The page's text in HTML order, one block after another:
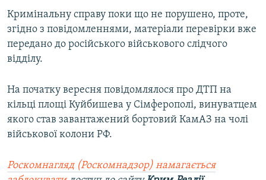
Кримінальну справу поки що не порушено, проте,
згідно з повідомленнями, матеріали перевірки вже
передано до російського військового слідчого
відділу.
На початку вересня повідомлялося про ДТП на
кільці площі Куйбишева у Сімферополі, винуватцем
якого став завантажений бортовий КамАЗ на чолі
військової колони РФ.
Роскомнагляд (Роскомнадзор) намагається